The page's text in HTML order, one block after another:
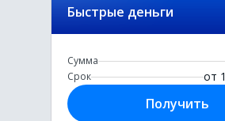
Быстрые деньги
Сумма
Срок от 1
Получить